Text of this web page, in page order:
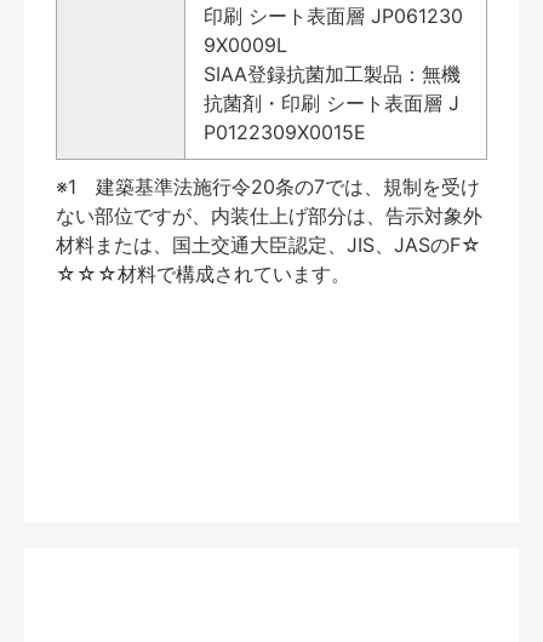
印刷 シート表面層 JP061230
9X0009L
SIAA登録抗菌加工製品：無機
抗菌剤・印刷 シート表面層 J
P0122309X0015E
※1 建築基準法施行令20条の7では、規制を受け
ない部位ですが、内装仕上げ部分は、告示対象外
材料または、国土交通大臣認定、JIS、JASのF☆
☆☆☆材料で構成されています。